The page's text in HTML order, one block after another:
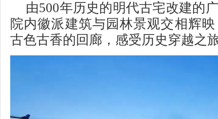
由500年历史的明代古宅改建的
院内徽派建筑与园林景观交相辉
古色古香的回廊，感受历史穿越之